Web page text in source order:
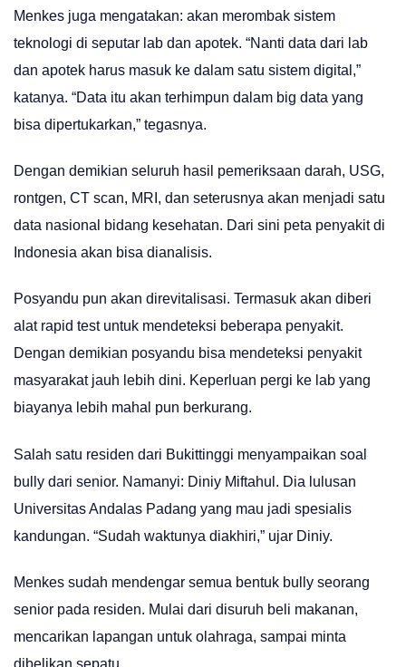
Menkes juga mengatakan: akan merombak sistem
teknologi di seputar lab dan apotek. “Nanti data dari lab
dan apotek harus masuk ke dalam satu sistem digital,”
katanya. “Data itu akan terhimpun dalam big data yang
bisa dipertukarkan,” tegasnya.
Dengan demikian seluruh hasil pemeriksaan darah, USG,
rontgen, CT scan, MRI, dan seterusnya akan menjadi satu
data nasional bidang kesehatan. Dari sini peta penyakit di
Indonesia akan bisa dianalisis.
Posyandu pun akan direvitalisasi. Termasuk akan diberi
alat rapid test untuk mendeteksi beberapa penyakit.
Dengan demikian posyandu bisa mendeteksi penyakit
masyarakat jauh lebih dini. Keperluan pergi ke lab yang
biayanya lebih mahal pun berkurang.
Salah satu residen dari Bukittinggi menyampaikan soal
bully dari senior. Namanyi: Diniy Miftahul. Dia lulusan
Universitas Andalas Padang yang mau jadi spesialis
kandungan. “Sudah waktunya diakhiri,” ujar Diniy.
Menkes sudah mendengar semua bentuk bully seorang
senior pada residen. Mulai dari disuruh beli makanan,
mencarikan lapangan untuk olahraga, sampai minta
dibelikan sepatu.